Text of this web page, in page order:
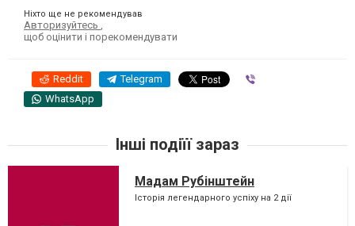
Ніхто ще не рекомендував
Авторизуйтесь
щоб оцінити і порекомендувати
Reddit Telegram
WhatsApp
Інші подіїї зараз
Мадам Рубінштейн
Історія легендарного успіху на 2 дії